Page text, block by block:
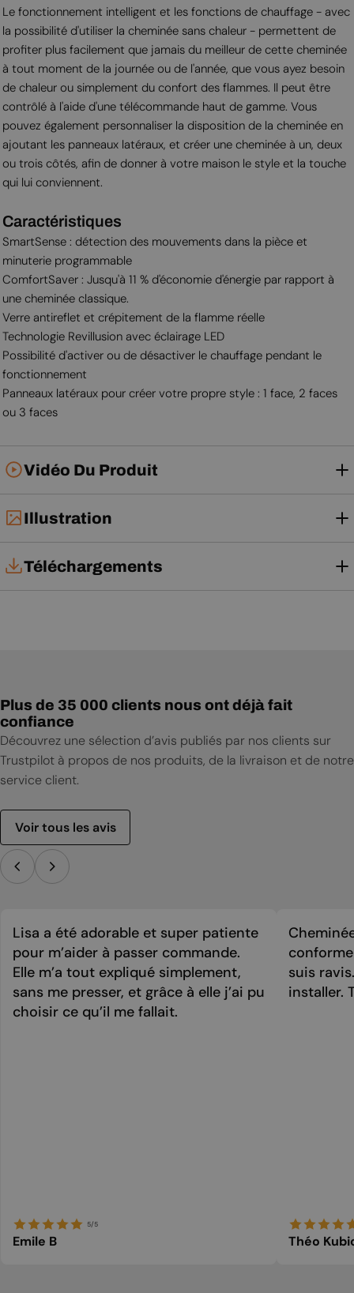
Le fonctionnement intelligent et les fonctions de chauffage - avec
la possibilité d'utiliser la cheminée sans chaleur - permettent de
profiter plus facilement que jamais du meilleur de cette cheminée
à tout moment de la journée ou de l'année, que vous ayez besoin
de chaleur ou simplement du confort des flammes. Il peut être
contrôlé à l'aide d'une télécommande haut de gamme. Vous
pouvez également personnaliser la disposition de la cheminée en
ajoutant les panneaux latéraux, et créer une cheminée à un, deux
ou trois côtés, afin de donner à votre maison le style et la touche
qui lui conviennent.
Caractéristiques
SmartSense : détection des mouvements dans la pièce et
minuterie programmable
ComfortSaver : Jusqu'à 11 % d'économie d'énergie par rapport à
une cheminée classique.
Verre antireflet et crépitement de la flamme réelle
Technologie Revillusion avec éclairage LED
Possibilité d'activer ou de désactiver le chauffage pendant le
fonctionnement
Panneaux latéraux pour créer votre propre style : 1 face, 2 faces
ou 3 faces
Vidéo Du Produit
Illustration
Téléchargements
Plus de 35 000 clients nous ont déjà fait
confiance
Découvrez une sélection d’avis publiés par nos clients sur
Trustpilot à propos de nos produits, de la livraison et de notre
service client.
Voir tous les avis
Lisa a été adorable et super patiente
pour m’aider à passer commande.
Elle m’a tout expliqué simplement,
sans me presser, et grâce à elle j’ai pu
choisir ce qu’il me fallait.
5/5
Emile B
suis
installer.
Théo